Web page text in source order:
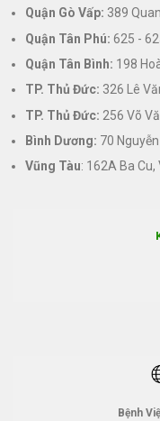
Quận Gò Vấp: 389
Quận Tân Phú: 625 -
Quận Tân Bình: 198
TP. Thủ Đức: 326 Lê
TP. Thủ Đức: 256 Võ
Bình Dương: 70
Vũng Tàu: 162A Ba
Bệnh